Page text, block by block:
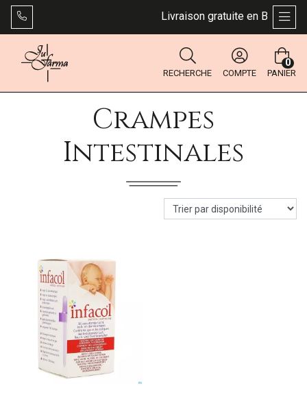
Livraison gratuite en
RECHERCHE COMPTE PANIER
0
Crampes
Intestinales